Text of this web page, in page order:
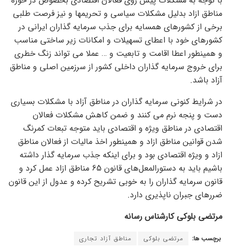
مناطق ازاد بدلیل مشکلات سیاسی و تحریمها و نیز فرصت طلبی
برخی از کشورهای همسایه برای جذب سرمایه گذاران ایرانی در
کشورهای خود با اعطای تسهیلات و امکانات زیر ساختی مناسب
و همینطور اعطا اقامت و تابعیت و … عملا می تواند زنگ خطری
برای خروج سرمایه گذاران داخلی کشور از سرزمین اصلی و مناطق
آزاد باشد.
در شرایط کنونی سرمایه گذاران در مناطق آزاد با مشکلات بسیاری
دست و پنجه نرم می کنند و ضمن کاهش مشکلات فعالان
اقتصادی در مناطق ویژه و اقتصادی باید متوجه تبعات کمرنگ
شدن قوانین مناطق ازاد و همینطور اخذ مالیات از فعالان مناطق
ازاد و ویژه اقتصادی بود و برای اینکه جذب سرمایه گذار داشته
باشیم باید به دستورالمعل‌های قانون 65 مناطق ازاد عمل کرد و
قانون سرمایه گذاران را به خوبی تشریح کرده و عدول از این قانون
ضررهای جبران ناپذیری دارد.
مرتضی بلوکی کارشناس رسانه
برچسب ها: مرتضی بلوکی مناطق آزاد تجاری